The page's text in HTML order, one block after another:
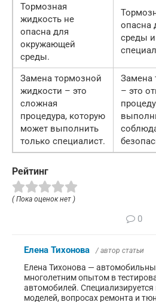
Тормозная
жидкость не
опасна для
окружающей
среды.
опасна
среды и
Замена тормозной
жидкости – это
сложная
процедура, которую
может выполнить
только специалист.
Замена
– это
Рейтинг
( Пока оценок нет )
0
Елена Тихонова / автор статьи
Елена Тихонова —
многолетним опытом в
автомобилей.
моделей, вопросах ремонта и